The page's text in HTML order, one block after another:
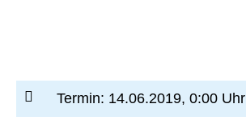
Termin: 14.06.2019, 0:00 Uhr